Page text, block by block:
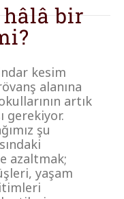
bir
kesim
alanına
artık
gerekiyor.
şu
azaltmak;
yaşam